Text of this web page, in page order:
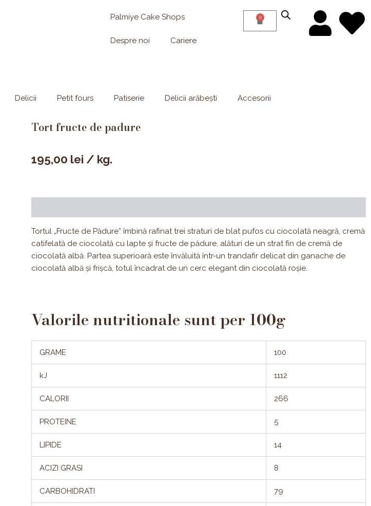
Palmiye Cake Shops
Despre noi Cariere
0
Cart
Delicii Petit fours Patiserie Delicii arăbești Accesorii
Tort fructe de padure
195,00 lei / kg.
Tortul „Fructe de Pădure” îmbină rafinat trei straturi de blat pufos cu ciocolată neagră, cremă
catifelată de ciocolată cu lapte și fructe de pădure, alături de un strat fin de cremă de
ciocolată albă. Partea superioară este învăluită într-un trandafir delicat din ganache de
ciocolată albă și frișcă, totul încadrat de un cerc elegant din ciocolată roșie.
Valorile nutritionale sunt per 100g
GRAME 100
kJ 1112
CALORII 266
PROTEINE 5
LIPIDE 14
ACIZI GRASI 8
CARBOHIDRATI 79